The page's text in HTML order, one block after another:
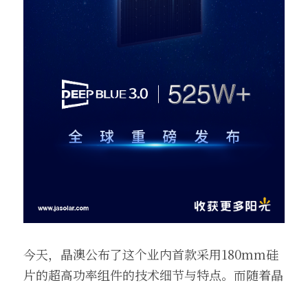
今天，晶澳公布了这个业内首款采用180mm硅
片的超高功率组件的技术细节与特点。而随着晶